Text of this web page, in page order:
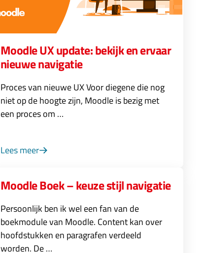
Moodle UX update: bekijk en ervaar
nieuwe navigatie
Proces van nieuwe UX Voor diegene die nog
niet op de hoogte zijn, Moodle is bezig met
een proces om …
Lees meer
Moodle Boek – keuze stijl navigatie
Persoonlijk ben ik wel een fan van de
boekmodule van Moodle. Content kan over
hoofdstukken en paragrafen verdeeld
worden. De …